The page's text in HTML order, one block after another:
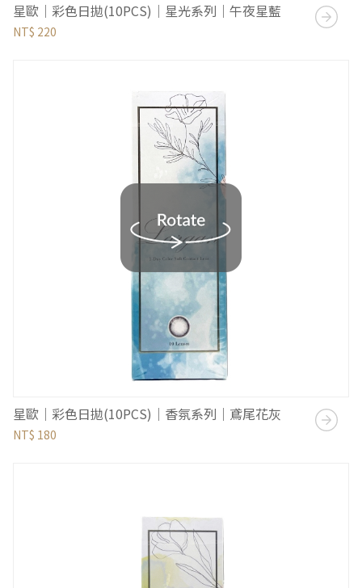
星歐｜彩色日拋(10PCS)｜星光系列｜午夜星藍
NT$ 220
星歐｜彩色日拋(10PCS)｜香氛系列｜鳶尾花灰
NT$ 180